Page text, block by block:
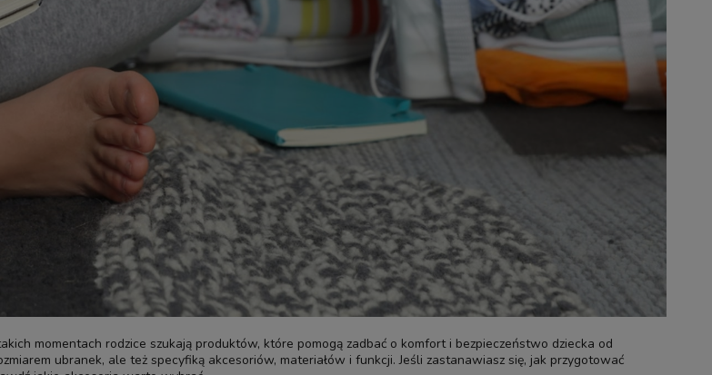
momentach rodzice szukają produktów, które pomogą zadbać o komfort i bezpieczeństwo dziecka od
ubranek, ale też specyfiką akcesoriów, materiałów i funkcji. Jeśli zastanawiasz się, jak przygotować